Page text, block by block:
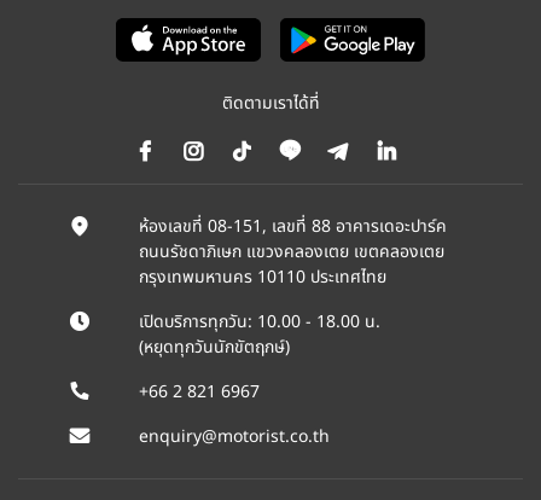
ติดตามเราได้ที่
ห้องเลขที่ 08-151, เลขที่ 88 อาคารเดอะปาร์ค
ถนนรัชดาภิเษก แขวงคลองเตย เขตคลองเตย
กรุงเทพมหานคร 10110 ประเทศไทย
เปิดบริการทุกวัน: 10.00 - 18.00 น.
(หยุดทุกวันนักขัตฤกษ์)
+66 2 821 6967
enquiry@motorist.co.th